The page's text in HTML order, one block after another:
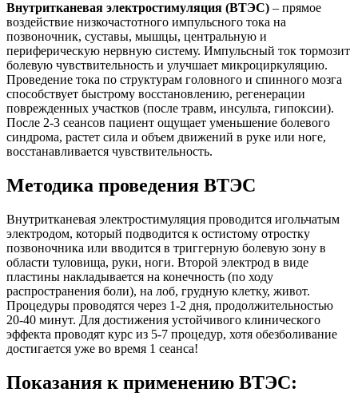
Внутритканевая электростимуляция (ВТЭС) – прямое
воздействие низкочастотного импульсного тока на
позвоночник, суставы, мышцы, центральную и
периферическую нервную систему. Импульсный ток тормозит
болевую чувствительность и улучшает микроциркуляцию.
Проведение тока по структурам головного и спинного мозга
способствует быстрому восстановлению, регенерации
поврежденных участков (после травм, инсульта, гипоксии).
После 2-3 сеансов пациент ощущает уменьшение болевого
синдрома, растет сила и объем движений в руке или ноге,
восстанавливается чувствительность.
Методика проведения ВТЭС
Внутритканевая электростимуляция проводится игольчатым
электродом, который подводится к остистому отростку
позвоночника или вводится в триггерную болевую зону в
области туловища, руки, ноги. Второй электрод в виде
пластины накладывается на конечность (по ходу
распространения боли), на лоб, грудную клетку, живот.
Процедуры проводятся через 1-2 дня, продолжительностью
20-40 минут. Для достижения устойчивого клинического
эффекта проводят курс из 5-7 процедур, хотя обезболивание
достигается уже во время 1 сеанса!
Показания к применению ВТЭС: